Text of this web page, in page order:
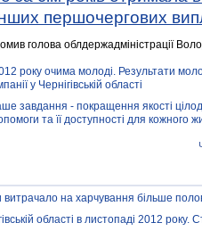
першочергових
голова облдержадміністрації
року очима молоді. Результати
у Чернігівській області
завдання - покращення якості
та її доступності для кожного
на харчування більше
області в листопаді 2012 року.